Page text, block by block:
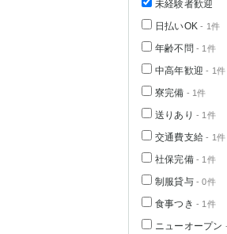
未経験者歓迎
日払いOK - 1件
年齢不問 - 1件
中高年歓迎 - 1件
寮完備 - 1件
送りあり - 1件
交通費支給 - 1件
社保完備- 1件
制服貸与- 0件
食事つき - 1件
ニューオープン